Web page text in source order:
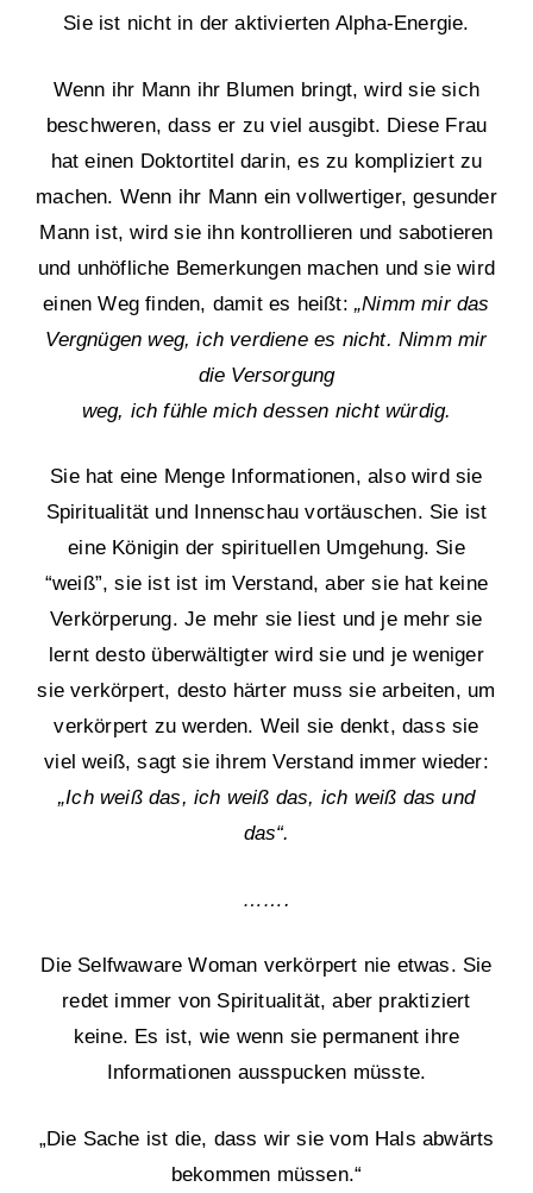
Sie ist nicht in der aktivierten Alpha-Energie.
Wenn ihr Mann ihr Blumen bringt, wird sie sich
beschweren, dass er zu viel ausgibt. Diese Frau
hat einen Doktortitel darin, es zu kompliziert zu
machen. Wenn ihr Mann ein vollwertiger, gesunder
Mann ist, wird sie ihn kontrollieren und sabotieren
und unhöfliche Bemerkungen machen und sie wird
einen Weg finden, damit es heißt:„Nimm mir das
Vergnügen weg, ich verdiene es nicht. Nimm mir
die Versorgung
weg, ich fühle mich dessen nicht würdig.
Sie hat eine Menge Informationen, also wird sie
Spiritualität und Innenschau vortäuschen. Sie ist
eine Königin der spirituellen Umgehung. Sie
“weiß”, sie ist ist im Verstand, aber sie hat keine
Verkörperung. Je mehr sie liest und je mehr sie
lernt desto überwältigter wird sie und je weniger
sie verkörpert, desto härter muss sie arbeiten, um
verkörpert zu werden. Weil sie denkt, dass sie
viel weiß, sagt sie ihrem Verstand immer wieder:
„Ich weiß das, ich weiß das, ich weiß das und
das“.
…….
Die Selfwaware Woman verkörpert nie etwas. Sie
redet immer von Spiritualität, aber praktiziert
keine. Es ist, wie wenn sie permanent ihre
Informationen ausspucken müsste.
„Die Sache ist die, dass wir sie vom Hals abwärts
bekommen müssen.“